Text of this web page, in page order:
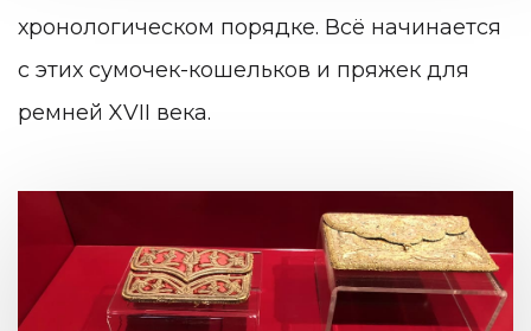
хронологическом порядке. Всё начинается
с этих сумочек-кошельков и пряжек для
ремней XVII века.